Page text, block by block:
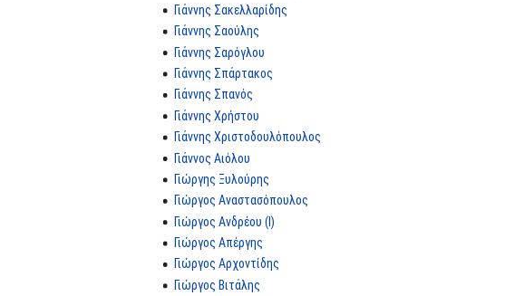
Γιάννης Σακελλαρίδης
Γιάννης Σαούλης
Γιάννης Σαρόγλου
Γιάννης Σπάρτακος
Γιάννης Σπανός
Γιάννης Χρήστου
Γιάννης Χριστοδουλόπουλος
Γιάννος Αιόλου
Γιώργης Ξυλούρης
Γιώργος Αναστασόπουλος
Γιώργος Ανδρέου (I)
Γιώργος Απέργης
Γιώργος Αρχοντίδης
Γιώργος Βιτάλης